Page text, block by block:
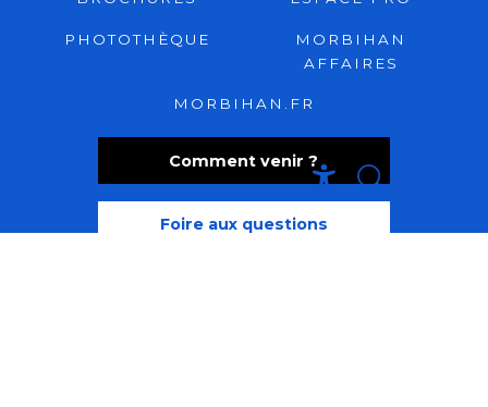
Recherche
Comment venir ?
Foire aux questions
PHOTOTHÈQUE
MORBIHAN
AFFAIRES
MORBIHAN.FR